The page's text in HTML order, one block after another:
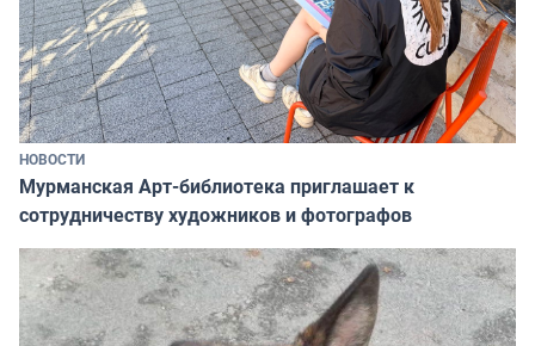
НОВОСТИ
Мурманская Арт-библиотека приглашает к
сотрудничеству художников и фотографов